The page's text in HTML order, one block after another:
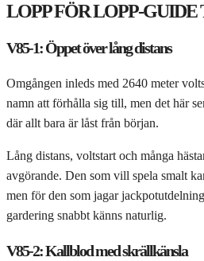
LOPP FÖR LOPP-
V85-1: Öppet över lång distans
Omgången inleds med 2640 meter
namn att förhålla sig till, men det här
där allt bara är låst från början.
Lång distans, voltstart och många
avgörande. Den som vill spela smalt
men för den som jagar
gardering snabbt känns naturlig.
V85-2: Kallblod med skrällkänsla